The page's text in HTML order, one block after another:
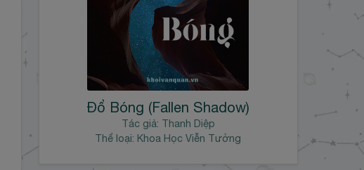
Đổ Bóng (Fallen Shadow)
Tác giả: Thanh Diệp
Thể loại: Khoa Học Viễn Tưởng